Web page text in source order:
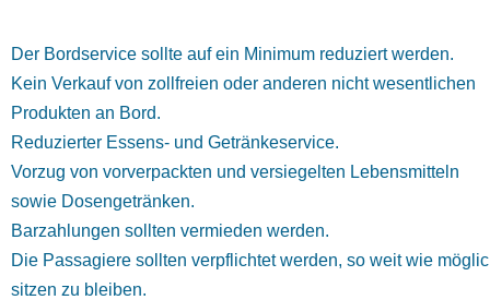
Der Bordservice sollte auf ein Minimum reduziert werden.
Kein Verkauf von zollfreien oder anderen nicht wesentlichen
Produkten an Bord.
Reduzierter Essens- und Getränkeservice.
Vorzug von vorverpackten und versiegelten Lebensmitteln
sowie Dosengetränken.
Barzahlungen sollten vermieden werden.
Die Passagiere sollten verpflichtet werden, so weit wie
sitzen zu bleiben.